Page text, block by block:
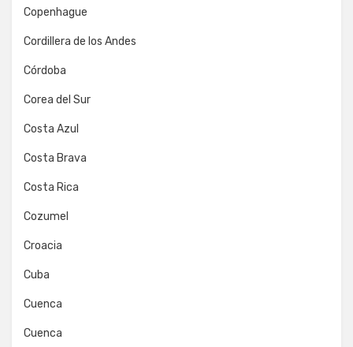
Copenhague
Cordillera de los Andes
Córdoba
Corea del Sur
Costa Azul
Costa Brava
Costa Rica
Cozumel
Croacia
Cuba
Cuenca
Cuenca